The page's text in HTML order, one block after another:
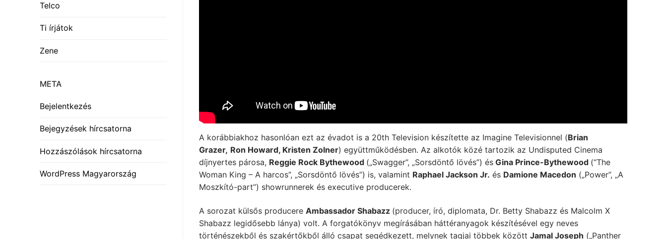
A korábbiakhoz hasonlóan ezt az évadot is a 20th Television készítette az Imagine Televisionnel (Brian
Grazer, Ron Howard, Kristen Zolner) együttműködésben. Az alkotók közé tartozik az Undisputed Cinema
díjnyertes párosa, Reggie Rock Bythewood („Swagger”, „Sorsdöntő lövés”) és Gina Prince-Bythewood (“The
Woman King – A harcos”, „Sorsdöntő lövés”) is, valamint Raphael Jackson Jr. és Damione Macedon („Power”, „A
Moszkító-part”) showrunnerek és executive producerek.
A sorozat külsős producere Ambassador Shabazz (producer, író, diplomata, Dr. Betty Shabazz és Malcolm X
Shabazz legidősebb lánya) volt. A forgatókönyv megírásában háttéranyagok készítésével egy neves
történészekből és szakértőkből álló csapat segédkezett, melynek tagjai többek között Jamal Joseph („Panther
Telco
Ti írjátok
Zene
META
Bejelentkezés
Bejegyzések hírcsatorna
Hozzászólások hírcsatorna
WordPress Magyarország